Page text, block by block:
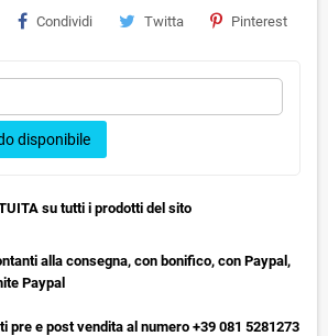
Condividi Twitta Pinterest
disponibile
su tutti i prodotti del sito
alla consegna, con bonifico, con Paypal,
Paypal
pre e post vendita al numero +39 081 5281273